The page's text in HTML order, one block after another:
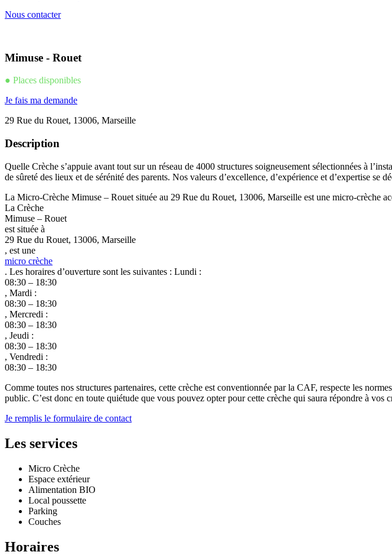
Nous contacter
Mimuse - Rouet
● Places disponibles
Je fais ma demande
29 Rue du Rouet, 13006, Marseille
Description
Quelle Crèche s’appuie avant tout sur un réseau de 4000 structures soigneusement sélectionnées à
de sûreté des lieux et de sérénité des parents. Nos valeurs d’excellence, d’expérience et d’expertise se
La Micro-Crèche Mimuse – Rouet située au 29 Rue du Rouet, 13006, Marseille est une micro-crèche
La Crèche
Mimuse – Rouet
est située à
29 Rue du Rouet, 13006, Marseille
, est une
micro crèche
. Les horaires d’ouverture sont les suivantes : Lundi :
08:30 – 18:30
, Mardi :
08:30 – 18:30
, Mercredi :
08:30 – 18:30
, Jeudi :
08:30 – 18:30
, Vendredi :
08:30 – 18:30
Comme toutes nos structures partenaires, cette crèche est conventionnée par la CAF, respecte les
public. C’est donc en toute quiétude que vous pouvez opter pour cette crèche qui saura répondre à
Je remplis le formulaire de contact
Les services
Micro Crèche
Espace extérieur
Alimentation BIO
Local poussette
Parking
Couches
Horaires